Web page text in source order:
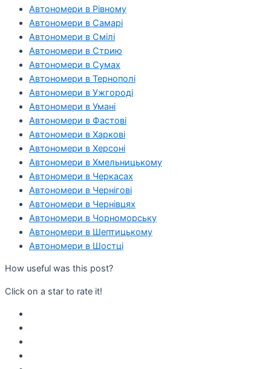
Автономери в Рівному
Автономери в Самарі
Автономери в Смілі
Автономери в Стрию
Автономери в Сумах
Автономери в Тернополі
Автономери в Ужгороді
Автономери в Умані
Автономери в Фастові
Автономери в Харкові
Автономери в Херсоні
Автономери в Хмельницькому
Автономери в Черкасах
Автономери в Чернігові
Автономери в Чернівцях
Автономери в Чорноморську
Автономери в Шептицькому
Автономери в Шостці
How useful was this post?
Click on a star to rate it!